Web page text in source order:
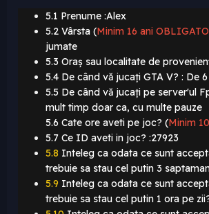
5.1 Prenume :Alex
5.2 Vârsta (Minim 16 ani
jumate
5.3 Oraș sau localitate de
5.4 De când vă jucați GTA V? : De
5.5 De când vă jucați pe server'ul
mult timp doar ca, cu multe pauze
5.6 Cate ore aveti pe joc? (Minim
5.7 Ce ID aveti in joc? :27923
5.8 Inteleg ca odata ce sunt
trebuie sa stau cel putin 3
5.9 Inteleg ca odata ce sunt
trebuie sa stau cel putin 1 ora pe